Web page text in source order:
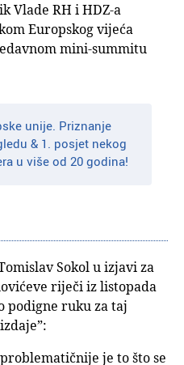
Vlade RH i HDZ-a
Europskog vijeća
mini-summitu
unije. Priznanje
& 1. posjet nekog
u više od 20 godina!
Sokol u izjavi za
riječi iz listopada
podigne ruku za taj
je to što se